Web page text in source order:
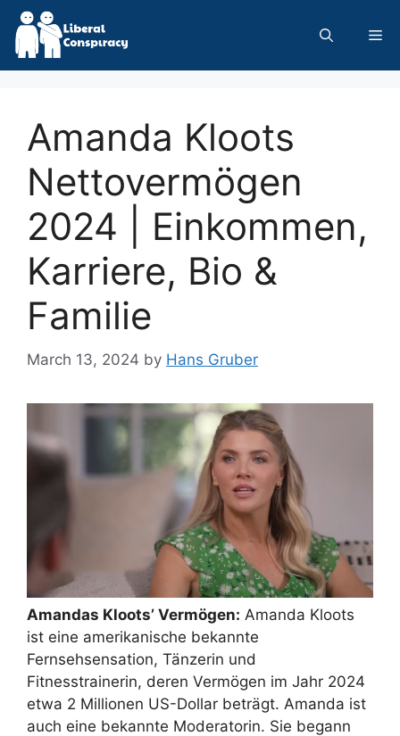
Skip
content
Amanda Kloots
Nettovermögen
2024 | Einkommen,
Karriere, Bio &
Familie
March 13, 2024 by Hans Gruber
Amandas Kloots’ Vermögen: Amanda Kloots
ist eine amerikanische bekannte
Fernsehsensation, Tänzerin und
Fitnesstrainerin, deren Vermögen im Jahr 2024
etwa 2 Millionen US-Dollar beträgt. Amanda ist
auch eine bekannte Moderatorin. Sie begann